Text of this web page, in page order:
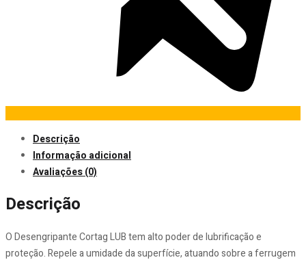
Descrição
Informação adicional
Avaliações (0)
Descrição
O Desengripante Cortag LUB tem alto poder de lubrificação e
proteção. Repele a umidade da superfície, atuando sobre a ferrugem